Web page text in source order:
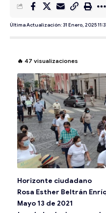
Última Actualización: 31 Enero, 2025
🔥 47 visualizaciones
Horizonte ciudadano
Rosa Esther Beltrán
Mayo 13 de 2021